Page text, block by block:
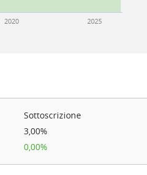
2020 2025
Sottoscrizione
3,00%
0,00%